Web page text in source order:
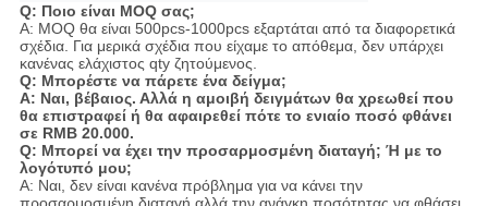
Q: Ποιο είναι MOQ σας;
Α: MOQ θα είναι 500pcs-1000pcs εξαρτάται από τα διαφορετικά
σχέδια. Για μερικά σχέδια που είχαμε το απόθεμα, δεν υπάρχει
κανένας ελάχιστος qty ζητούμενος.
Q: Μπορέστε να πάρετε ένα δείγμα;
Α: Ναι, βέβαιος. Αλλά η αμοιβή δειγμάτων θα χρεωθεί που
θα επιστραφεί ή θα αφαιρεθεί πότε το ενιαίο ποσό φθάνει
σε RMB 20.000.
Q: Μπορεί να έχει την προσαρμοσμένη διαταγή; Ή με το
λογότυπό μου;
Α: Ναι, δεν είναι κανένα πρόβλημα για να κάνει την
προσαρμοσμένη διαταγή αλλά την ανάγκη ποσότητας να φθάσει